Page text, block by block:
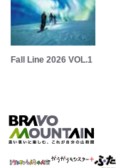
Fall Line 2026 VOL.1